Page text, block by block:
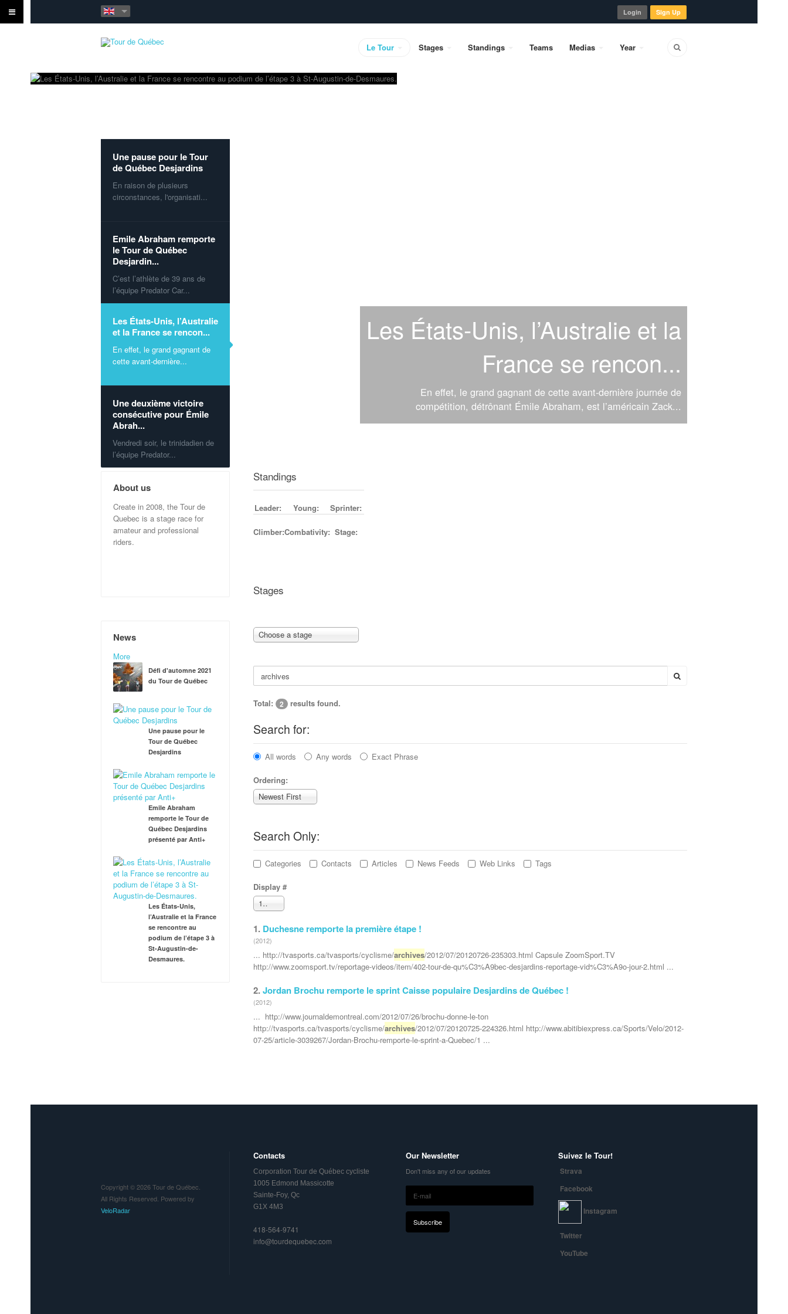
Login Sign Up
Le Tour Stages Standings Teams Medias Year
Les États-Unis, l’Australie et la
France se rencon...
En effet, le grand gagnant de cette avant-dernière journée de
compétition, détrônant Émile Abraham, est l’américain Zack...
Défi d'automne 2021 du
Tour de Québec
Une pause pour le Tour
de Québec Desjardins
En raison de plusieurs
circonstances, l'organisati...
Emile Abraham remporte
le Tour de Québec
Desjardin...
C’est l’athlète de 39 ans de
l’équipe Predator Car...
Les États-Unis, l’Australie
et la France se rencon...
En effet, le grand gagnant de
cette avant-dernière...
Une deuxième victoire
consécutive pour Émile
Abrah...
Vendredi soir, le trinidadien de
l’équipe Predator...
Standings
Leader: Young: Sprinter:
Climber:Combativity: Stage:
Stages
Choose a stage
Total: 2 results found.
Search for:
All words Any words Exact Phrase
Ordering:
Newest First
Search Only:
Categories Contacts Articles News Feeds Web Links Tags
Display #
100
1. Duchesne remporte la première étape !
(2012)
... http://tvasports.ca/tvasports/cyclisme/archives/2012/07/20120726-235303.html Capsule ZoomSport.TV
http://www.zoomsport.tv/reportage-videos/item/402-tour-de-qu%C3%A9bec-desjardins-reportage-vid%C3%A9o-jour-2.html ...
2.Jordan Brochu remporte le sprint Caisse populaire Desjardins de Québec !
(2012)
... http://www.journaldemontreal.com/2012/07/26/brochu-donne-le-ton
http://tvasports.ca/tvasports/cyclisme/archives/2012/07/20120725-224326.html http://www.abitibiexpress.ca/Sports/Velo/2012-
07-25/article-3039267/Jordan-Brochu-remporte-le-sprint-a-Quebec/1 ...
About us
Create in 2008, the Tour de
Quebec is a stage race for
amateur and professional
riders.
News
More
Défi d'automne 2021
du Tour de Québec
Une pause pour le
Tour de Québec
Desjardins
Emile Abraham
remporte le Tour de
Québec Desjardins
présenté par Anti+
Les États-Unis,
l’Australie et la France
se rencontre au
podium de l’étape 3 à
St-Augustin-de-
Desmaures.
Copyright © 2026 Tour de Québec.
All Rights Reserved. Powered by
VeloRadar
Contacts
Corporation Tour de Québec cycliste
1005 Edmond Massicotte
Sainte-Foy, Qc
G1X 4M3
418-564-9741
info@tourdequebec.com
Our Newsletter
Don't miss any of our updates
Suivez le Tour!
Strava
Facebook
Instagram
Twitter
YouTube